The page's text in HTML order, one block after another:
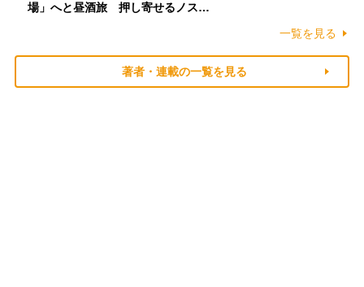
場」へと昼酒旅 押し寄せるノス…
一覧を見る
著者・連載の一覧を見る